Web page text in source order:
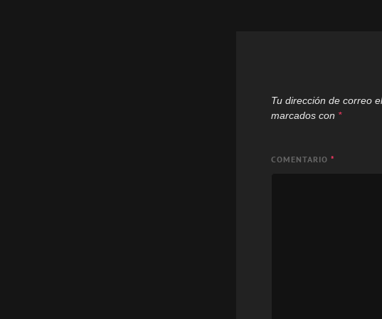
Tu dirección de correo
marcados con *
COMENTARIO *